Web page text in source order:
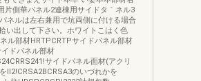
片側華パネル2連棟用サイドタ｀ネル3
ネルは左右兼用で坑両側に付ける場合
い出して下さい。ホワイトこはく色
ル部材HRTPCRTPサイドパネル部材
ドパネル部材
サイドパネル面材(アクリ
ll2!CRSA2BCRSA3のいづれかを